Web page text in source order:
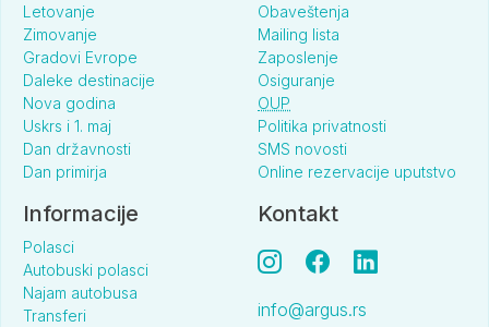
Letovanje
Zimovanje
Gradovi Evrope
Daleke destinacije
Nova godina
Uskrs i 1. maj
Dan državnosti
Dan primirja
Obaveštenja
Mailing lista
Zaposlenje
Osiguranje
OUP
Politika privatnosti
SMS novosti
Online rezervacije uputstvo
Informacije
Polasci
Autobuski polasci
Najam autobusa
Transferi
Kontakt
info@argus.rs